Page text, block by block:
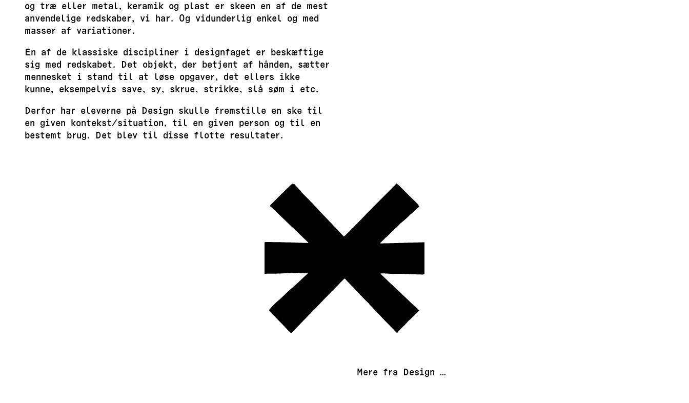
og træ eller metal, keramik og plast er skeen en af de mest
anvendelige redskaber, vi har. Og vidunderlig enkel og med
masser af variationer.
En af de klassiske discipliner i designfaget er beskæftige
sig med redskabet. Det objekt, der betjent af hånden, sætter
mennesket i stand til at løse opgaver, det ellers ikke
kunne, eksempelvis save, sy, skrue, strikke, slå søm i etc.
Derfor har eleverne på Design skulle fremstille en ske til
en given kontekst/situation, til en given person og til en
bestemt brug. Det blev til disse flotte resultater.
Mere fra Design …